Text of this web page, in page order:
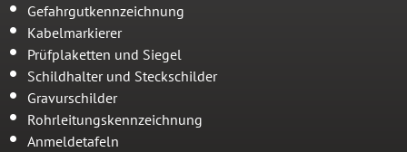
Gefahrgutkennzeichnung
Kabelmarkierer
Prüfplaketten und Siegel
Schildhalter und Steckschilder
Gravurschilder
Rohrleitungskennzeichnung
Anmeldetafeln